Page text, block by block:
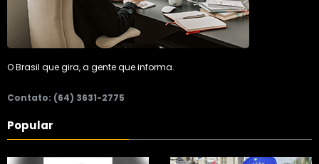
O Brasil que gira, a gente que informa.
Contato: (64) 3631-2775
Popular